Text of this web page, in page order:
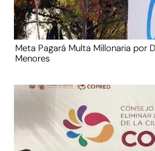
Meta Pagará Multa Millonaria por
Menores